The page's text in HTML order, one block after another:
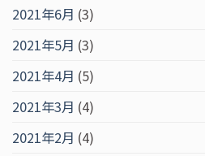
2021年6月 (3)
2021年5月 (3)
2021年4月 (5)
2021年3月 (4)
2021年2月 (4)